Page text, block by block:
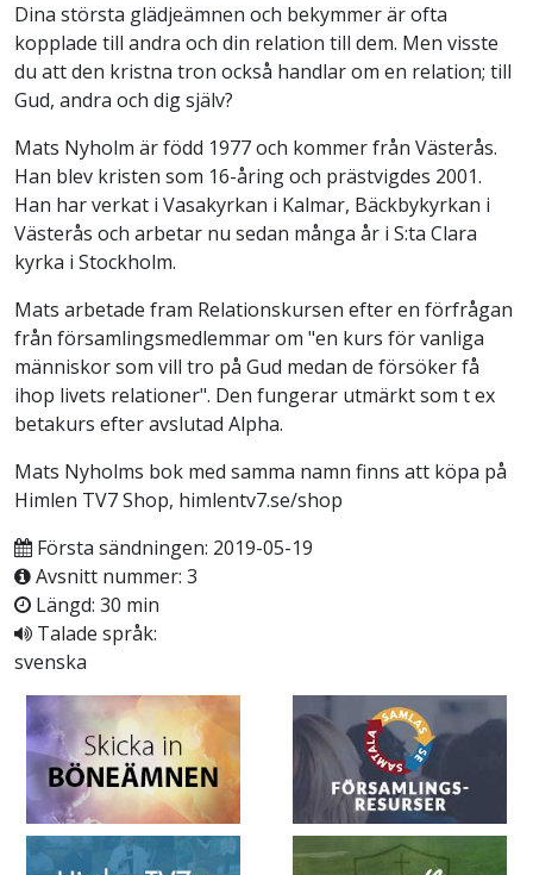
Dina största glädjeämnen och bekymmer är ofta
kopplade till andra och din relation till dem. Men visste
du att den kristna tron också handlar om en relation; till
Gud, andra och dig själv?
Mats Nyholm är född 1977 och kommer från Västerås.
Han blev kristen som 16-åring och prästvigdes 2001.
Han har verkat i Vasakyrkan i Kalmar, Bäckbykyrkan i
Västerås och arbetar nu sedan många år i S:ta Clara
kyrka i Stockholm.
Mats arbetade fram Relationskursen efter en förfrågan
från församlingsmedlemmar om "en kurs för vanliga
människor som vill tro på Gud medan de försöker få
ihop livets relationer". Den fungerar utmärkt som t ex
betakurs efter avslutad Alpha.
Mats Nyholms bok med samma namn finns att köpa på
Himlen TV7 Shop, himlentv7.se/shop
Första sändningen: 2019-05-19
Avsnitt nummer: 3
Längd: 30 min
Talade språk:
svenska